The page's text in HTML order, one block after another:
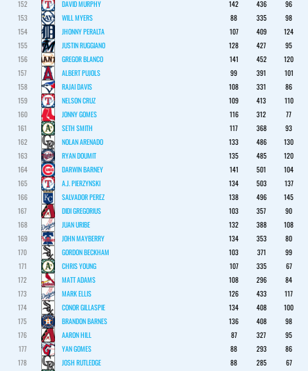
152
DAVID MURPHY 142 436
96
153
WILL MYERS 88 335
98
154
JHONNY PERALTA 107 409
124
155
JUSTIN RUGGIANO 128 427
95
156
GREGOR BLANCO 141 452
120
157
ALBERT PUJOLS 99 391
101
158
RAJAI DAVIS 108 331
86
159
NELSON CRUZ 109 413
110
160
JONNY GOMES 116 312
77
161
SETH SMITH 117 368
93
162
NOLAN ARENADO 133 486
130
163
RYAN DOUMIT 135 485
120
164
DARWIN BARNEY 141 501
104
165
A.J. PIERZYNSKI 134 503
137
166
SALVADOR PEREZ 138 496
145
167
DIDI GREGORIUS 103 357
90
168
JUAN URIBE 132 388
108
169
JOHN MAYBERRY 134 353
80
170
GORDON BECKHAM 103 371
99
171
CHRIS YOUNG 107 335
67
172
MATT ADAMS 108 296
84
173
MARK ELLIS 126 433
117
174
CONOR GILLASPIE 134 408
100
175
BRANDON BARNES 136 408
98
176
AARON HILL 87 327
95
177
YAN GOMES 88 293
86
178
JOSH RUTLEDGE 88 285
67